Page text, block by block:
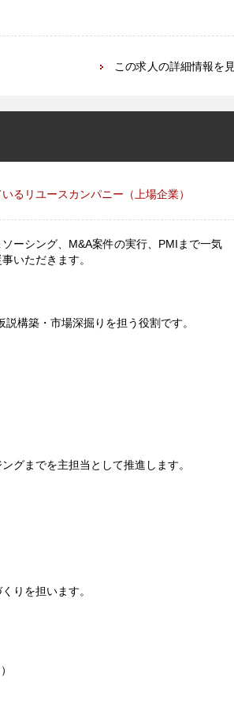
この求人の詳細情報を
るリユースカンパニー（上場企業）
ーシング、M&A案件の実行、PMIまで一気
いただきます。
構築・市場深掘りを担う役割です。
グまでを主担当として推進します。
りを担います。